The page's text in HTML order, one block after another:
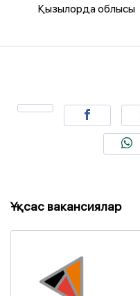
Қызылорда облысы
Ұқсас вакансиялар